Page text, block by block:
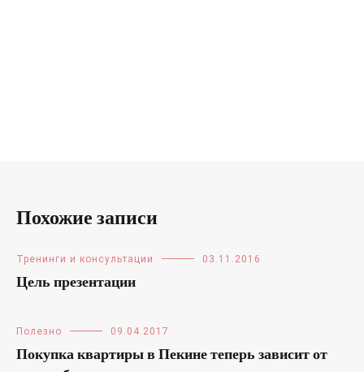
Похожие записи
Тренинги и консультации 03.11.2016
Цель презентации
Полезно 09.04.2017
Покупка квартиры в Пекине теперь зависит от